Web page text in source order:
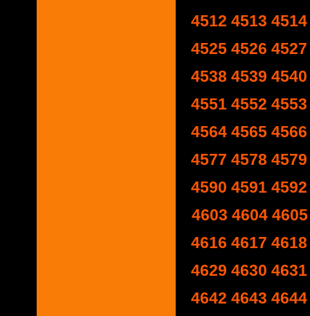
4512 4513 4514
4525 4526 4527
4538 4539 4540
4551 4552 4553
4564 4565 4566
4577 4578 4579
4590 4591 4592
4603 4604 4605
4616 4617 4618
4629 4630 4631
4642 4643 4644